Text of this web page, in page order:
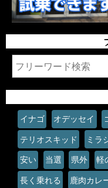
イナゴ オデッセイ
テリオスキッド ミラ
安い 当選 県外 軽
長く乗れる 鹿肉カレ